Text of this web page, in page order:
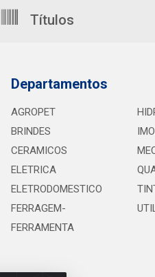
Títulos
Departamentos
AGROPET
BRINDES
CERAMICOS
ELETRICA
ELETRODOMESTICO
FERRAGEM-
FERRAMENTA